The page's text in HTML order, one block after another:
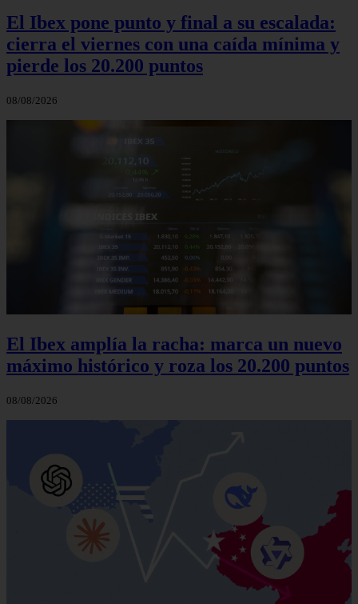
El Ibex pone punto y final a su escalada:
cierra el viernes con una caída mínima y
pierde los 20.200 puntos
08/08/2026
El Ibex amplía la racha: marca un nuevo
máximo histórico y roza los 20.200 puntos
08/08/2026